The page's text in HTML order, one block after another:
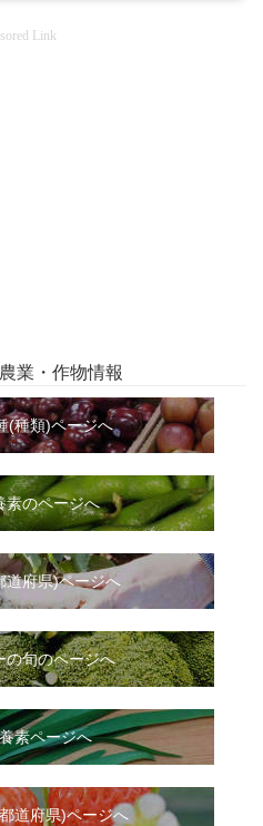
Link
業・作物情報
(種類)ページへ
素のページへ
道府県)ページへ
の旬のページへ
素ページへ
道府県)ページへ